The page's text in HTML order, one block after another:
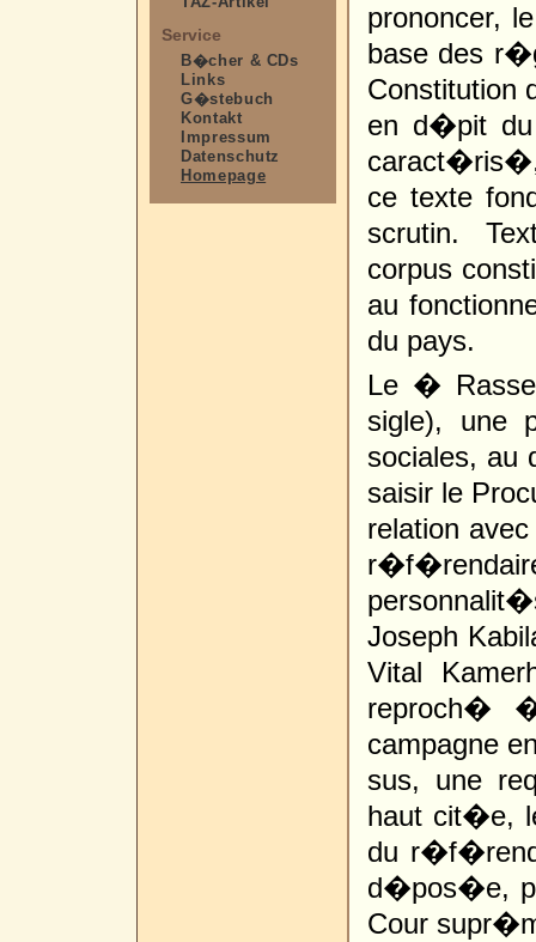
Service
B�cher & CDs
Links
G�stebuch
Kontakt
Impressum
Datenschutz
Homepage
prononcer,
base des
Constitution
en d�pit du
caract�ris�,
ce texte
scrutin.
corpus
au
du pays.
Le �
sigle), une
sociales, au
saisir le
relation
Joseph
Vital
reproch�
campagne
sus, une
haut cit�e,
du
d�pos�e,
Cour